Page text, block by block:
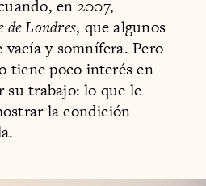
en 2007,
de Londres, que algunos
y somnífera. Pero
tiene poco interés en
trabajo: lo que le
la condición